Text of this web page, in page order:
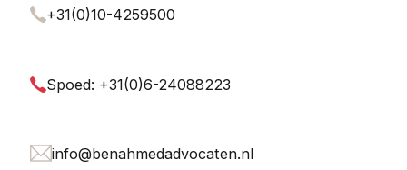
+31(0)10-4259500
Spoed: +31(0)6-24088223
info@benahmedadvocaten.nl